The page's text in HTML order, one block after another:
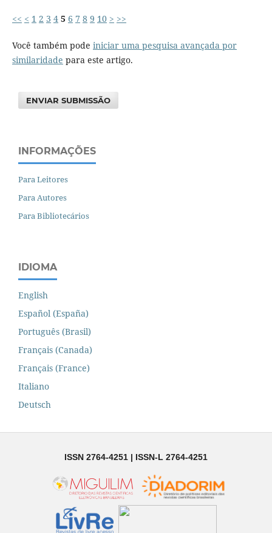
<< < 1 2 3 4 5 6 7 8 9 10 > >>
Você também pode iniciar uma pesquisa avançada por
similaridade para este artigo.
ENVIAR SUBMISSÃO
INFORMAÇÕES
Para Leitores
Para Autores
Para Bibliotecários
IDIOMA
English
Español (España)
Português (Brasil)
Français (Canada)
Français (France)
Italiano
Deutsch
ISSN 2764-4251 | ISSN-L 2764-4251